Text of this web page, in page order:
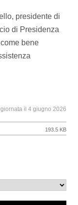
presidente di
di Presidenza
bene
il 4 giugno 2026
193.5 KB